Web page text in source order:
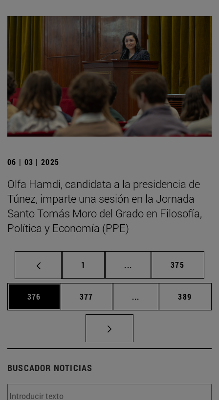
06 | 03 | 2025
Olfa Hamdi, candidata a la presidencia de
Túnez, imparte una sesión en la Jornada
Santo Tomás Moro del Grado en Filosofía,
Política y Economía (PPE)
Página
1 ... Páginas intermedias
Página
375
Página
376 Página
377 ... Páginas intermedias
Página
389
BUSCADOR NOTICIAS